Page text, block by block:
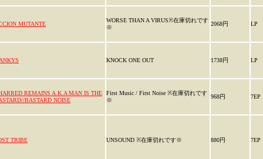
MUTANTE
WORSE THAN A VIRUS※在庫切れです
※
2068円 LP
KNOCK ONE OUT 1738円 LP
REMAINS A.K.A MAN IS THE
BASTARD NOISE
First Music / First Noise ※在庫切れです
※
968円 7EP
TRIBE UNSOUND ※在庫切れです※ 880円 7EP